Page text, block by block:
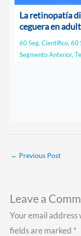
La retinopatía
ceguera en
60 Seg. Científico, 60
Segmento Anterior,
← Previous Post
Leave a
Your email address
fields are marked *